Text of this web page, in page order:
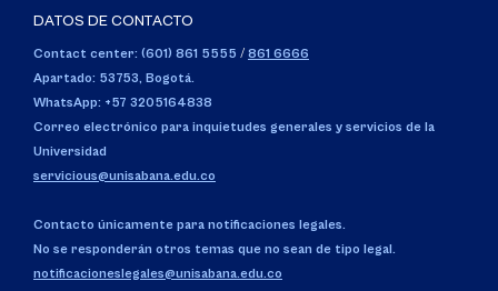
DATOS DE CONTACTO
Contact center: (601) 861 5555 / 861 6666
Apartado: 53753, Bogotá.
WhatsApp: +57 3205164838
Correo electrónico para inquietudes generales y servicios de la
Universidad
servicious@unisabana.edu.co
Contacto únicamente para notificaciones legales.
No se responderán otros temas que no sean de tipo legal.
notificacioneslegales@unisabana.edu.co